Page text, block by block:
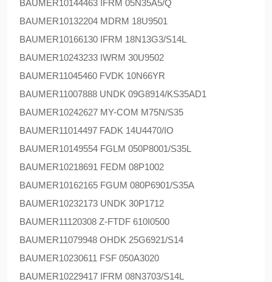
BAUMER10144463 IFRM 05N35A5/Q
BAUMER10132204 MDRM 18U9501
BAUMER10166130 IFRM 18N13G3/S14L
BAUMER10243233 IWRM 30U9502
BAUMER11045460 FVDK 10N66YR
BAUMER11007888 UNDK 09G8914/KS35AD1
BAUMER10242627 MY-COM M75N/S35
BAUMER11014497 FADK 14U4470/IO
BAUMER10149554 FGLM 050P8001/S35L
BAUMER10218691 FEDM 08P1002
BAUMER10162165 FGUM 080P6901/S35A
BAUMER10232173 UNDK 30P1712
BAUMER11120308 Z-FTDF 610I0500
BAUMER11079948 OHDK 25G6921/S14
BAUMER10230611 FSF 050A3020
BAUMER10229417 IFRM 08N3703/S14L